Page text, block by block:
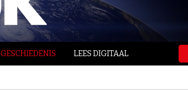
GESCHIEDENIS LEES DIGITAAL